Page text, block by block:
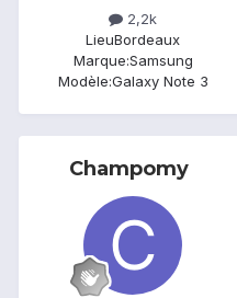
2,2k
LieuBordeaux
Marque:Samsung
Modèle:Galaxy Note 3
Champomy